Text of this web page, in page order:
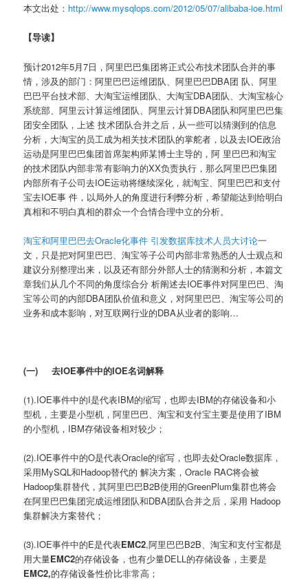
本文出处： http://www.mysqlops.com/2012/05/07/alibaba-ioe.html
【导读】
预计2012年5月7日，阿里巴巴集团将正式公布技术团队合并的事
情，涉及的部门：阿里巴巴运维团队、阿里巴巴DBA团 队、阿里
巴巴平台技术部、大淘宝运维团队、大淘宝DBA团队、大淘宝核心
系统部、阿里云计算运维团队、阿里云计算DBA团队和阿里巴巴集
团安全团队，上述 技术团队合并之后，从一些可以猜测到的信息
分析，大淘宝的员工成为相关技术团队的掌舵者，以及去IOE政治
运动是阿里巴巴集团首席架构师某博士主导的，阿 里巴巴和淘宝
的技术团队内部非常有影响力的XX负责执行，那么阿里巴巴集团
内部所有子公司去IOE运动将继续深化，就淘宝、阿里巴巴和支付
宝去IOE事 件，以局外人的角度进行利弊分析，希望能达到给明白
真相和不明白真相的群众一个合情合理中立的分析。
淘宝和阿里巴巴去Oracle化事件 引发数据库技术人员大讨论一
文，只是把对阿里巴巴、淘宝等子公司内部非常熟悉的人士观点和
建议分别整理出来，以及还有部分外部人士的猜测和分析，本篇文
章我们从几个不同的角度综合分 析阐述去IOE事件对阿里巴巴、淘
宝等公司的内部DBA团队价值和意义，对阿里巴巴、淘宝等公司的
业务和成本影响，对互联网行业的DBA从业者的影响…
(一)去IOE事件中的IOE名词解释
(1).IOE事件中的I是代表IBM的缩写，也即去IBM的存储设备和小
型机，主要是小型机，阿里巴巴、淘宝和支付宝主要是使用了IBM
的小型机，IBM存储设备相对较少；
(2).IOE事件中的O是代表Oracle的缩写，也即去处Oracle数据库，
采用MySQL和Hadoop替代的 解决方案，Oracle RAC将会被
Hadoop集群替代，其阿里巴巴B2B使用的GreenPlum集群也将会
在阿里巴巴集团完成运维团队和DBA团队合并之后，采用 Hadoop
集群解决方案替代；
(3).IOE事件中的E是代表EMC2,阿里巴巴B2B、淘宝和支付宝都是
用大量EMC2的存储设备，也有少量DELL的存储设备，主要是
EMC2,的存储设备性价比非常高；